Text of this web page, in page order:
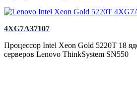
4XG7A37107
Процессор Intel Xeon Gold 5220T 18
серверов Lenovo ThinkSystem SN550